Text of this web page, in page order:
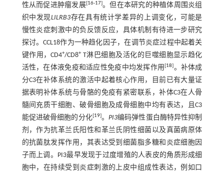
性从而促进肿瘤发展[16-17]。但在本研究的种植体周围炎组
织中发现LILRB3存在具有统计学差异的上调变化，可能是
慢性炎症刺激中的负反馈反应，具体机制有待进一步研究
探讨。CCL18作为一种趋化因子，在调节炎症过程中起着关
键作用，CD4+/CD8+T淋巴细胞及活化的巨噬细胞显示趋化
活性，在体液免疫和适应性免疫中均发挥作用[18]。补体成
分C3在补体系统的激活中起着核心作用，目前已有大量证
据表明补体系统与骨骼的免疫有紧密联系，补体C3在人骨
髓间充质干细胞、破骨细胞及成骨细胞中均有表达，且C3
能促进破骨细胞的分化[19]。 PI3编码弹性蛋白酶特异性抑制
剂，作为抗革兰氏阳性和革兰氏阴性细菌以及真菌病原体
的抗菌肽发挥作用，其表达受到细菌脂多糖和炎症细胞因
子而上调。PI3最早发现于过度增殖的人表皮的角质形成细
胞中，在持续受到炎症刺激的上皮中组成性表达，例如口